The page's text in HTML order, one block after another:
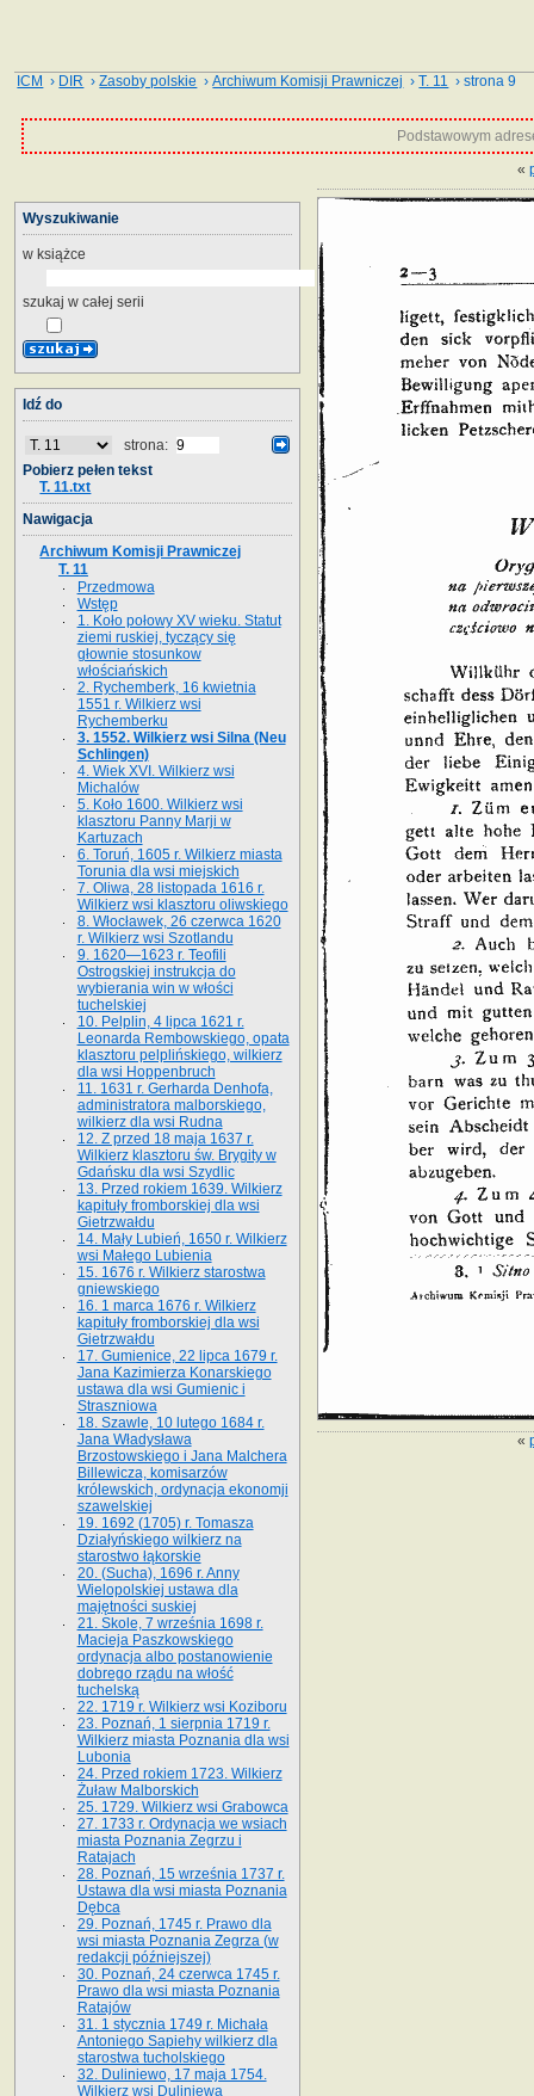
ICM › DIR ›Zasoby polskie ›Archiwum Komisji Prawniczej ›T. 11 › strona 9
Podstawowym
«
«
Wyszukiwanie
w książce
szukaj w całej serii
Idź do
strona:
Pobierz pełen tekst
T. 11.txt
Nawigacja
Archiwum Komisji Prawniczej
T. 11
Przedmowa
Wstęp
1. Koło połowy XV wieku. Statut
ziemi ruskiej, tyczący się
głownie stosunkow
włościańskich
2. Rychemberk, 16 kwietnia
1551 r. Wilkierz wsi
Rychemberku
3. 1552. Wilkierz wsi Silna (Neu
Schlingen)
4. Wiek XVI. Wilkierz wsi
Michalów
5. Koło 1600. Wilkierz wsi
klasztoru Panny Marji w
Kartuzach
6. Toruń, 1605 r. Wilkierz miasta
Torunia dla wsi miejskich
7. Oliwa, 28 listopada 1616 r.
Wilkierz wsi klasztoru oliwskiego
8. Włocławek, 26 czerwca 1620
r. Wilkierz wsi Szotlandu
9. 1620—1623 r. Teofili
Ostrogskiej instrukcja do
wybierania win w włości
tuchelskiej
10. Pelplin, 4 lipca 1621 r.
Leonarda Rembowskiego, opata
klasztoru pelplińskiego, wilkierz
dla wsi Hoppenbruch
11. 1631 r. Gerharda Denhofa,
administratora malborskiego,
wilkierz dla wsi Rudna
12. Z przed 18 maja 1637 r.
Wilkierz klasztoru św. Brygity w
Gdańsku dla wsi Szydlic
13. Przed rokiem 1639. Wilkierz
kapituły fromborskiej dla wsi
Gietrzwałdu
14. Mały Lubień, 1650 r. Wilkierz
wsi Małego Lubienia
15. 1676 r. Wilkierz starostwa
gniewskiego
16. 1 marca 1676 r. Wilkierz
kapituły fromborskiej dla wsi
Gietrzwałdu
17. Gumienice, 22 lipca 1679 r.
Jana Kazimierza Konarskiego
ustawa dla wsi Gumienic i
Straszniowa
18. Szawle, 10 lutego 1684 r.
Jana Władysława
Brzostowskiego i Jana Malchera
Billewicza, komisarzów
królewskich, ordynacja ekonomji
szawelskiej
19. 1692 (1705) r. Tomasza
Działyńskiego wilkierz na
starostwo łąkorskie
20. (Sucha), 1696 r. Anny
Wielopolskiej ustawa dla
majętności suskiej
21. Skole, 7 września 1698 r.
Macieja Paszkowskiego
ordynacja albo postanowienie
dobrego rządu na włość
tuchelską
22. 1719 r. Wilkierz wsi Koziboru
23. Poznań, 1 sierpnia 1719 r.
Wilkierz miasta Poznania dla wsi
Lubonia
24. Przed rokiem 1723. Wilkierz
Żuław Malborskich
25. 1729. Wilkierz wsi Grabowca
27. 1733 r. Ordynacja we wsiach
miasta Poznania Zegrzu i
Ratajach
28. Poznań, 15 września 1737 r.
Ustawa dla wsi miasta Poznania
Dębca
29. Poznań, 1745 r. Prawo dla
wsi miasta Poznania Zegrza (w
redakcji późniejszej)
30. Poznań, 24 czerwca 1745 r.
Prawo dla wsi miasta Poznania
Ratajów
31. 1 stycznia 1749 r. Michała
Antoniego Sapiehy wilkierz dla
starostwa tucholskiego
32. Duliniewo, 17 maja 1754.
Wilkierz wsi Duliniewa